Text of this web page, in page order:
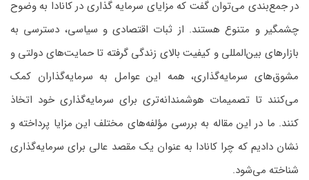
در جمع‌بندی می‌توان گفت که مزایای سرمایه گذاری در کانادا به وضوح
چشمگیر و متنوع هستند. از ثبات اقتصادی و سیاسی، دسترسی به
بازارهای بین‌المللی و کیفیت بالای زندگی گرفته تا حمایت‌های دولتی و
مشوق‌های سرمایه‌گذاری، همه‌ این عوامل به سرمایه‌گذاران کمک
می‌کنند تا تصمیمات هوشمندانه‌تری برای سرمایه‌گذاری خود اتخاذ
کنند. ما در این مقاله به بررسی مؤلفه‌های مختلف این مزایا پرداخته و
نشان دادیم که چرا کانادا به عنوان یک مقصد عالی برای سرمایه‌گذاری
شناخته می‌شود.